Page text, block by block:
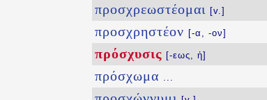
προσχρεωστέομαι [v.]
προσχρηστέον [-α, -ον]
πρόσχυσις [-εως, ἡ]
πρόσχωμα